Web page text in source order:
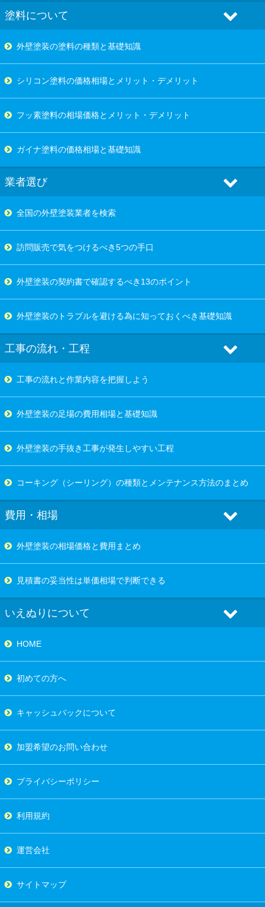
塗料について
外壁塗装の塗料の種類と基礎知識
シリコン塗料の価格相場とメリット・デメリット
フッ素塗料の相場価格とメリット・デメリット
ガイナ塗料の価格相場と基礎知識
業者選び
全国の外壁塗装業者を検索
訪問販売で気をつけるべき5つの手口
外壁塗装の契約書で確認するべき13のポイント
外壁塗装のトラブルを避ける為に知っておくべき基礎知識
工事の流れ・工程
工事の流れと作業内容を把握しよう
外壁塗装の足場の費用相場と基礎知識
外壁塗装の手抜き工事が発生しやすい工程
コーキング（シーリング）の種類とメンテナンス方法のまとめ
費用・相場
外壁塗装の相場価格と費用まとめ
見積書の妥当性は単価相場で判断できる
いえぬりについて
HOME
初めての方へ
キャッシュバックについて
加盟希望のお問い合わせ
プライバシーポリシー
利用規約
運営会社
サイトマップ